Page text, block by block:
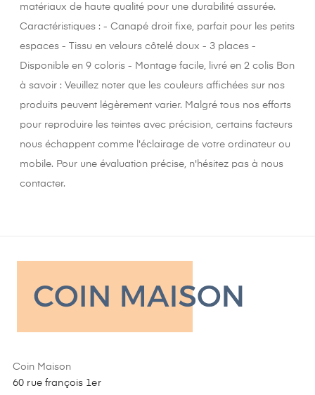
matériaux de haute qualité pour une durabilité assurée.
Caractéristiques : - Canapé droit fixe, parfait pour les petits
espaces - Tissu en velours côtelé doux - 3 places -
Disponible en 9 coloris - Montage facile, livré en 2 colis Bon
à savoir : Veuillez noter que les couleurs affichées sur nos
produits peuvent légèrement varier. Malgré tous nos efforts
pour reproduire les teintes avec précision, certains facteurs
nous échappent comme l'éclairage de votre ordinateur ou
mobile. Pour une évaluation précise, n'hésitez pas à nous
contacter.
Coin Maison
60 rue françois 1er